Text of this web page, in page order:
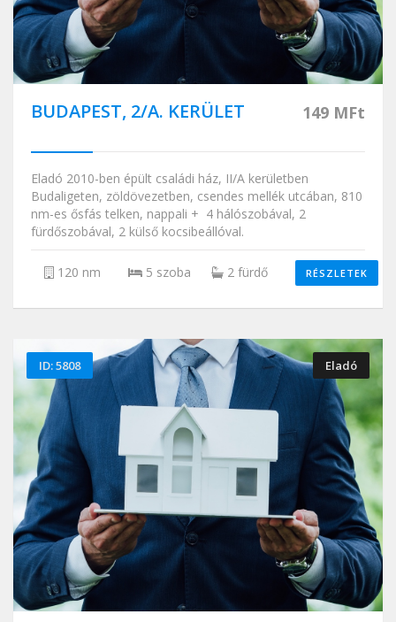
BUDAPEST, 2/A. KERÜLET 149 MFt
Eladó 2010-ben épült családi ház, II/A kerületben
Budaligeten, zöldövezetben, csendes mellék utcában, 810
nm-es ősfás telken, nappali + 4 hálószobával, 2
fürdőszobával, 2 külső kocsibeállóval.
120 nm 5 szoba 2 fürdő RÉSZLETEK
ID: 5808 Eladó